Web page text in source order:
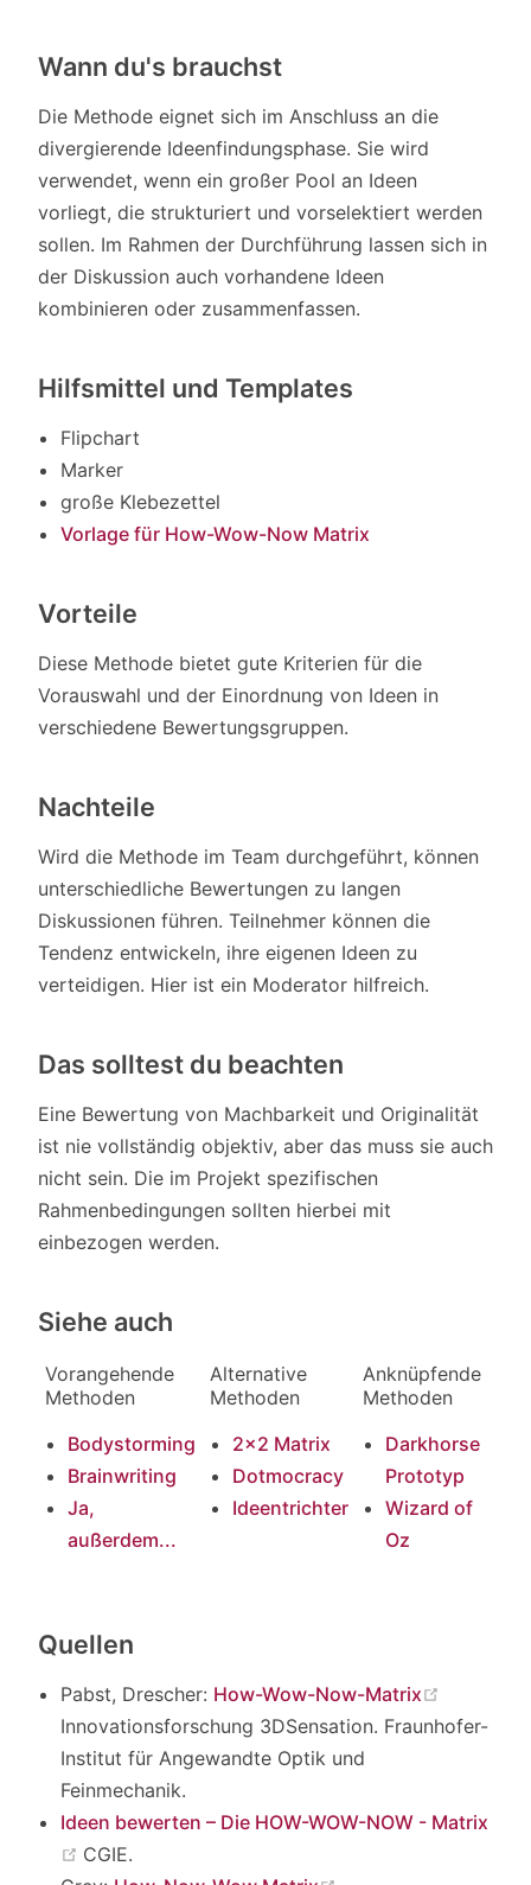
Wann du's brauchst
Die Methode eignet sich im Anschluss an die
divergierende Ideenfindungsphase. Sie wird
verwendet, wenn ein großer Pool an Ideen
vorliegt, die strukturiert und vorselektiert werden
sollen. Im Rahmen der Durchführung lassen sich in
der Diskussion auch vorhandene Ideen
kombinieren oder zusammenfassen.
Hilfsmittel und Templates
Flipchart
Marker
große Klebezettel
Vorlage für How-Wow-Now Matrix
Vorteile
Diese Methode bietet gute Kriterien für die
Vorauswahl und der Einordnung von Ideen in
verschiedene Bewertungsgruppen.
Nachteile
Wird die Methode im Team durchgeführt, können
unterschiedliche Bewertungen zu langen
Diskussionen führen. Teilnehmer können die
Tendenz entwickeln, ihre eigenen Ideen zu
verteidigen. Hier ist ein Moderator hilfreich.
Das solltest du beachten
Eine Bewertung von Machbarkeit und Originalität
ist nie vollständig objektiv, aber das muss sie auch
nicht sein. Die im Projekt spezifischen
Rahmenbedingungen sollten hierbei mit
einbezogen werden.
Siehe auch
Vorangehende
Methoden
Bodystorming
Brainwriting
Ja,
außerdem...
Alternative
Methoden
2x2 Matrix
Dotmocracy
Ideentrichter
Anknüpfende
Methoden
Darkhorse
Prototyp
Wizard of
Oz
Quellen
Pabst, Drescher: How-Wow-Now-Matrix
Innovationsforschung 3DSensation. Fraunhofer-
Institut für Angewandte Optik und
Feinmechanik.
Ideen bewerten – Die HOW-WOW-NOW - Matrix
(opens new window)
CGIE.